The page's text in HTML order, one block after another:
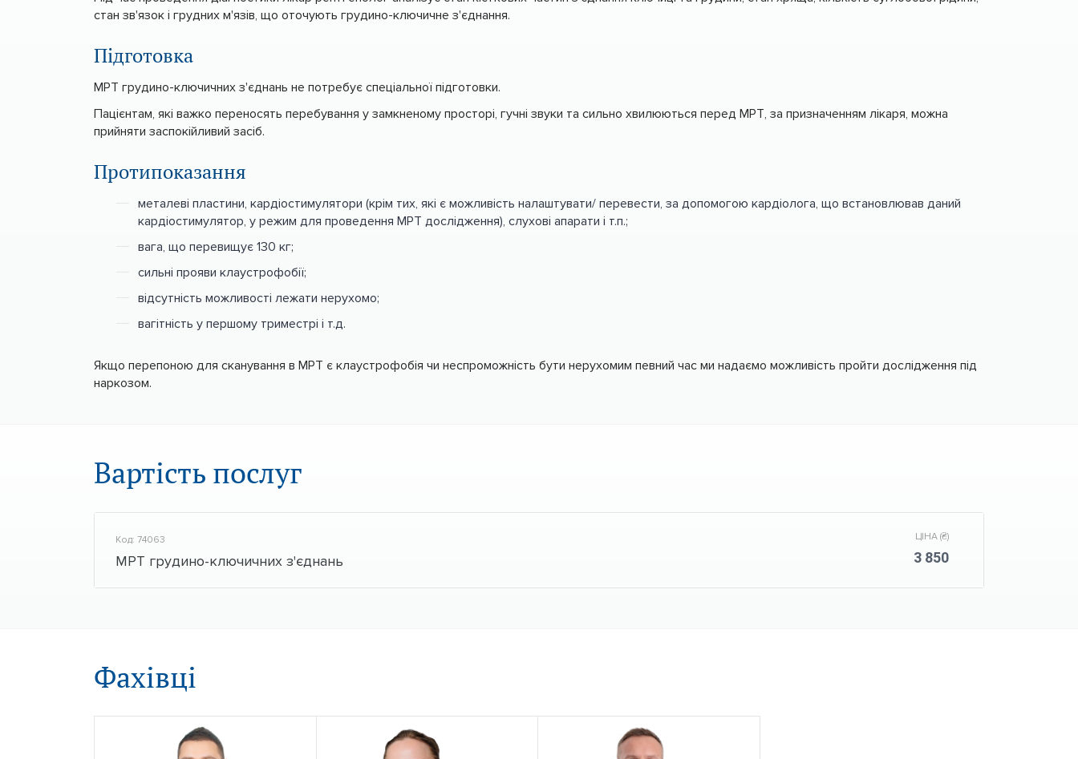
стан зв'язок і грудних м'язів, що оточують грудино-ключичне з'єднання.
Підготовка
МРТ грудино-ключичних з'єднань не потребує спеціальної підготовки.
Пацієнтам, які важко переносять перебування у замкненому просторі, гучні звуки та сильно хвилюються перед МРТ, за призначенням лікаря, можна
прийняти заспокійливий засіб.
Протипоказання
металеві пластини, кардіостимулятори (крім тих, які є можливість налаштувати/ перевести, за допомогою кардіолога, що встановлював даний
кардіостимулятор, у режим для проведення МРТ дослідження), слухові апарати і т.п.;
вага, що перевищує 130 кг;
сильні прояви клаустрофобії;
відсутність можливості лежати нерухомо;
вагітність у першому триместрі і т.д.
Якщо перепоною для сканування в МРТ є клаустрофобія чи неспроможність бути нерухомим певний час ми надаємо можливість пройти дослідження під
наркозом.
Вартість послуг
Код: 74063
МРТ грудино-ключичних з'єднань
ЦІНА (₴)
3 850
Фахівці